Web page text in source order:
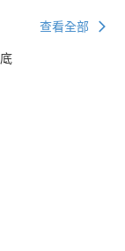
查看全部